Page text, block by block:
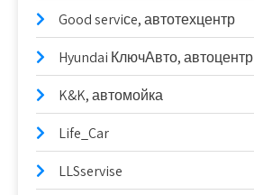
Good serviсe, автотехцентр
Hyundai КлючАвто, автоцентр
K&K, автомойка
Life_Car
LLSservise